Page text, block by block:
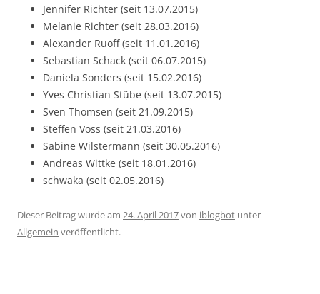
Jennifer Richter (seit 13.07.2015)
Melanie Richter (seit 28.03.2016)
Alexander Ruoff (seit 11.01.2016)
Sebastian Schack (seit 06.07.2015)
Daniela Sonders (seit 15.02.2016)
Yves Christian Stübe (seit 13.07.2015)
Sven Thomsen (seit 21.09.2015)
Steffen Voss (seit 21.03.2016)
Sabine Wilstermann (seit 30.05.2016)
Andreas Wittke (seit 18.01.2016)
schwaka (seit 02.05.2016)
Dieser Beitrag wurde am 24. April 2017von iblogbot unter
Allgemein veröffentlicht.